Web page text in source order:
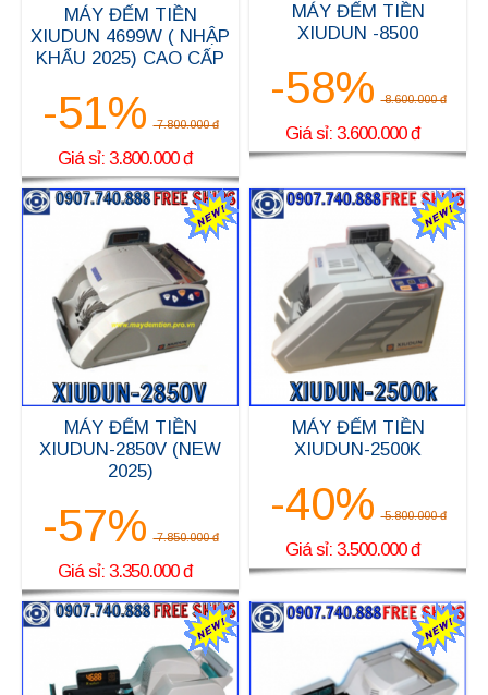
MÁY ĐẾM TIỀN
XIUDUN 4699W ( NHẬP
KHẨU 2025) CAO CẤP
-51% 7.800.000 đ
Giá sỉ: 3.800.000 đ
MÁY ĐẾM TIỀN
XIUDUN -8500
-58% 8.600.000 đ
Giá sỉ: 3.600.000 đ
MÁY ĐẾM TIỀN
XIUDUN-2850V (NEW
2025)
-57% 7.850.000 đ
Giá sỉ: 3.350.000 đ
MÁY ĐẾM TIỀN
XIUDUN-2500K
-40% 5.800.000 đ
Giá sỉ: 3.500.000 đ